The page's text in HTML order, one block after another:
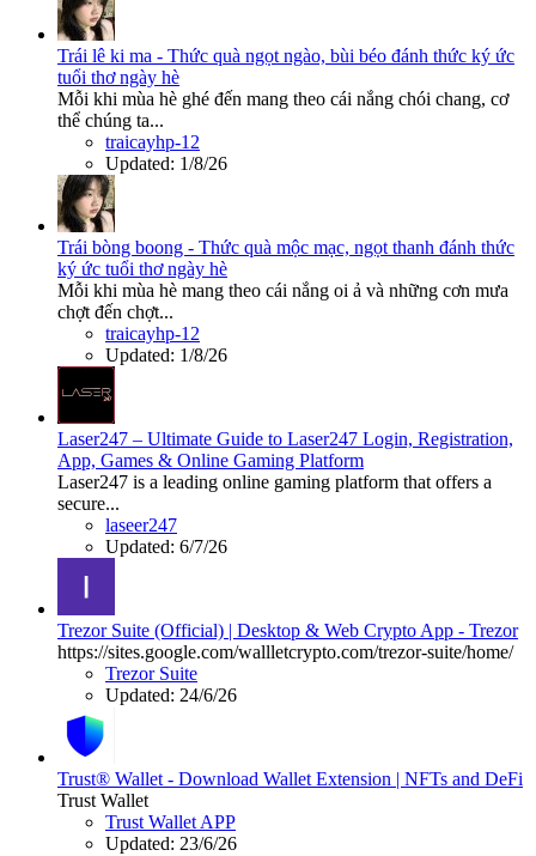
Trái lê ki ma - Thức quà ngọt ngào, bùi béo đánh thức ký ức
tuổi thơ ngày hè
Mỗi khi mùa hè ghé đến mang theo cái nắng chói chang, cơ
thể chúng ta...
traicayhp-12
Updated: 1/8/26
Trái bòng boong - Thức quà mộc mạc, ngọt thanh đánh thức
ký ức tuổi thơ ngày hè
Mỗi khi mùa hè mang theo cái nắng oi ả và những cơn mưa
chợt đến chợt...
traicayhp-12
Updated: 1/8/26
Laser247 – Ultimate Guide to Laser247 Login, Registration,
App, Games & Online Gaming Platform
Laser247 is a leading online gaming platform that offers a
secure...
laseer247
Updated: 6/7/26
Trezor Suite (Official) | Desktop & Web Crypto App - Trezor
https://sites.google.com/wallletcrypto.com/trezor-suite/home/
Trezor Suite
Updated: 24/6/26
Trust® Wallet - Download Wallet Extension | NFTs and DeFi
Trust Wallet
Trust Wallet APP
Updated: 23/6/26